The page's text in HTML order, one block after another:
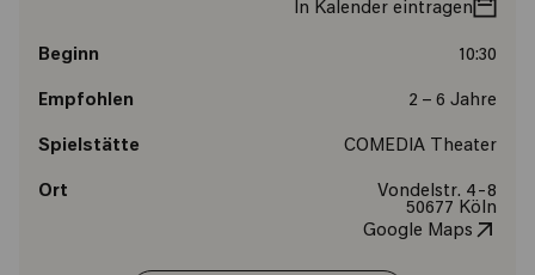
In Kalender eintragen
Beginn 10:30
Empfohlen 2 – 6 Jahre
Spielstätte COMEDIA Theater
Ort
Vondelstr. 4-8
50677 Köln
Google Maps